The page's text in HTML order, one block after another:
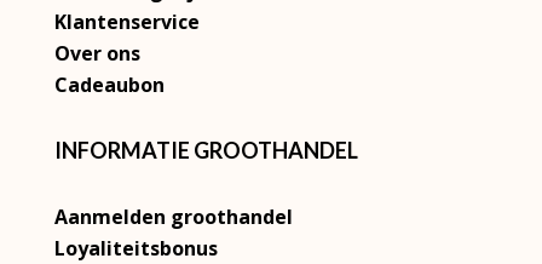
Klantenservice
Over ons
Cadeaubon
INFORMATIE GROOTHANDEL
Aanmelden groothandel
Loyaliteitsbonus